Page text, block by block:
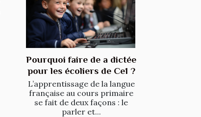
Pourquoi faire de a dictée
pour les écoliers de Ce1 ?
L’apprentissage de la langue
française au cours primaire
se fait de deux façons : le
parler et...